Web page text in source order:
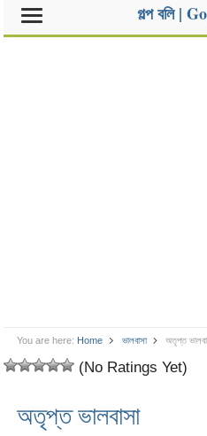
গল্প বলি |
You are here: Home ভালবাসা অতৃপ্ত
(No Ratings Yet)
অতৃপ্ত ভালবাসা